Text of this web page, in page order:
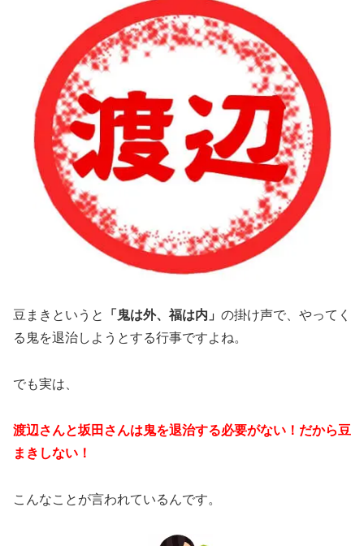
豆まきというと 「鬼は外、福は内」 の掛け声で、やってく
る鬼を退治しようとする行事ですよね。
でも実は、
渡辺さんと坂田さんは鬼を退治する必要がない！だから豆
まきしない！
こんなことが言われているんです。